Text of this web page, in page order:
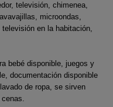
televisión, chimenea,
microondas,
en la habitación,
bebé disponible, juegos y
documentación disponible
de ropa, se sirven